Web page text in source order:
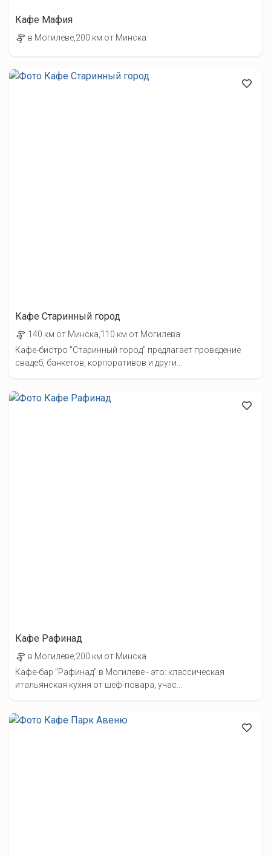
Кафе Мафия
в Могилеве,200 км от Минска
Кафе Старинный город
140 км от Минска,110 км от Могилева
Кафе-бистро "Старинный город" предлагает проведение
свадеб, банкетов, корпоративов и други...
Кафе Рафинад
в Могилеве,200 км от Минска
Кафе-бар "Рафинад" в Могилеве - это: классическая
итальянская кухня от шеф-повара, учас...